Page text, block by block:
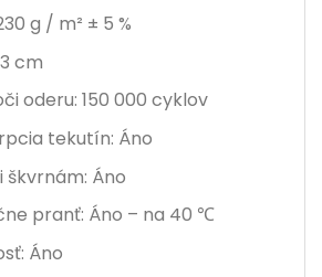
g / m² ± 5 %
cm
oderu: 150 000 cyklov
tekutín: Áno
škvrnám: Áno
pranť: Áno – na 40 ℃
Áno